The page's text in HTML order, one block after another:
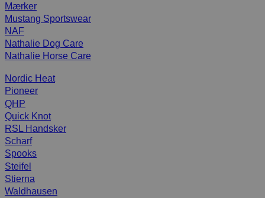
Mærker
Mustang Sportswear
NAF
Nathalie Dog Care
Nathalie Horse Care
Nordic Heat
Pioneer
QHP
Quick Knot
RSL Handsker
Scharf
Spooks
Steifel
Stierna
Waldhausen